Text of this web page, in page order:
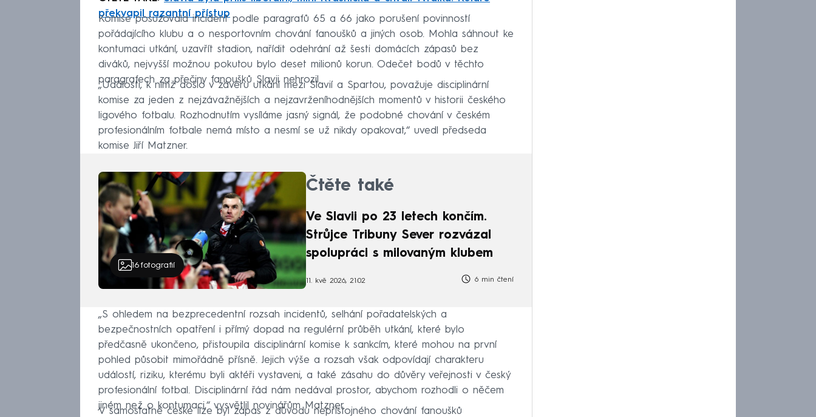
překvapil razantní přístup
Komise posuzovala incident podle paragrafů 65 a 66 jako porušení povinností
pořádajícího klubu a o nesportovním chování fanoušků a jiných osob. Mohla sáhnout ke
kontumaci utkání, uzavřít stadion, nařídit odehrání až šesti domácích zápasů bez
diváků, nejvyšší možnou pokutou bylo deset milionů korun. Odečet bodů v těchto
paragrafech za přečiny fanoušků Slavii nehrozil.
„Události, k nimž došlo v závěru utkání mezi Slavií a Spartou, považuje disciplinární
komise za jeden z nejzávažnějších a nejzavrženíhodnějších momentů v historii českého
ligového fotbalu. Rozhodnutím vysíláme jasný signál, že podobné chování v českém
profesionálním fotbale nemá místo a nesmí se už nikdy opakovat,“ uvedl předseda
komise Jiří Matzner.
16fotografií
Čtěte také
Ve Slavii po 23 letech končím.
Strůjce Tribuny Sever rozvázal
spolupráci s milovaným klubem
11. kvě 2026, 21:02 6 min čtení
„S ohledem na bezprecedentní rozsah incidentů, selhání pořadatelských a
bezpečnostních opatření i přímý dopad na regulérní průběh utkání, které bylo
předčasně ukončeno, přistoupila disciplinární komise k sankcím, které mohou na první
pohled působit mimořádně přísně. Jejich výše a rozsah však odpovídají charakteru
událostí, riziku, kterému byli aktéři vystaveni, a také zásahu do důvěry veřejnosti v český
profesionální fotbal. Disciplinární řád nám nedával prostor, abychom rozhodli o něčem
jiném než o kontumaci,“ vysvětlil novinářům Matzner.
V samostatné české lize byl zápas z důvodu nepřístojného chování fanoušků